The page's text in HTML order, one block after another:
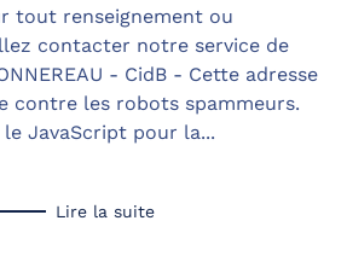
tout renseignement ou
contacter notre service de
- CidB - Cette adresse
contre les robots spammeurs.
JavaScript pour la...
Lire la suite